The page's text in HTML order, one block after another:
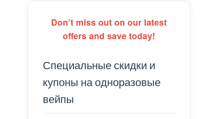
Don’t miss out on our latest
offers and save today!
Специальные скидки и
купоны на одноразовые
вейпы